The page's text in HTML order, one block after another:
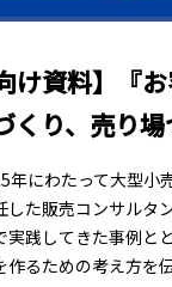
け資料】『
くり、売り場
年にわたって大型小
した販売コンサルタ
実践してきた事例と
るための考え方を